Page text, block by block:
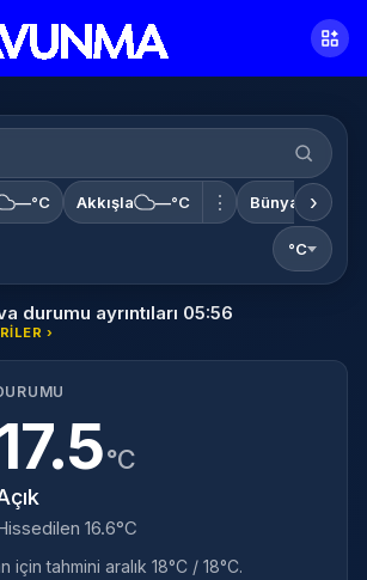
—°C Akkışla —°C ⋮ Bünyan ›
°C
durumu ayrıntıları 05:56
›
°C
16.6°C
için tahmini aralık 18°C / 18°C.